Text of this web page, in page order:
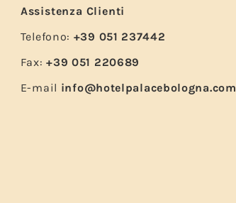
Assistenza Clienti
Telefono: +39 051 237442
Fax:+39 051 220689
E-mail info@hotelpalacebologna.com